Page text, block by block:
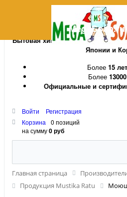
MegaSoap.ru
Бытовая химия и косметика
Японии и
Более 15 лет
Более
Официальные и
Войти
Регистрация
Корзина
0 позиций
на сумму0 руб
Главная страница
Продукция Mustika Ratu